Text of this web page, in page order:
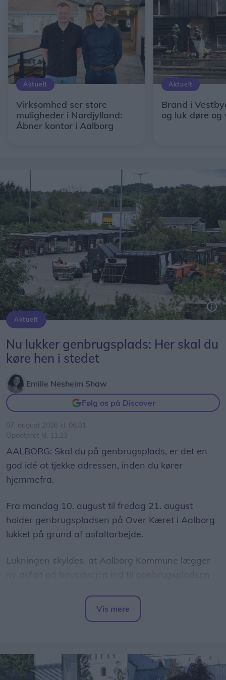
Aktuelt
Virksomhed ser store
muligheder i Nordjylland:
Åbner kontor i Aalborg
Aktuelt
Brand i
og luk døre og
Aktuelt
Nu lukker genbrugsplads: Her skal du
køre hen i stedet
Emilie Nesheim Shaw
Følg os på Discover
07. august 2026 kl. 06.01
Opdateret kl. 11.23
AALBORG: Skal du på genbrugsplads, er det en
god idé at tjekke adressen, inden du kører
hjemmefra.
Fra mandag 10. august til fredag 21. august
holder genbrugspladsen på Over Kæret i Aalborg
lukket på grund af asfaltarbejde.
Lukningen skyldes, at Aalborg Kommune lægger
krydset ved Th. Sauers Vej.
Sundsholmen Genbrugsplads, Nørresundby, som
Vis mere